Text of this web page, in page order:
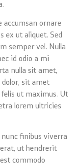
accumsan ornare
ex ut aliquet. Sed
semper vel. Nulla
id odio a mi
nulla sit amet,
sit amet
felis ut maximus. Ut
lorem ultricies
finibus viverra
ut hendrerit
commodo